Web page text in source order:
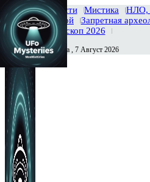
Главная Новости Мистика
НЛО,
Тайны вселенной
Запретная
История
Гороскоп 2026
Сегодня Пятница , 7 Август 2026